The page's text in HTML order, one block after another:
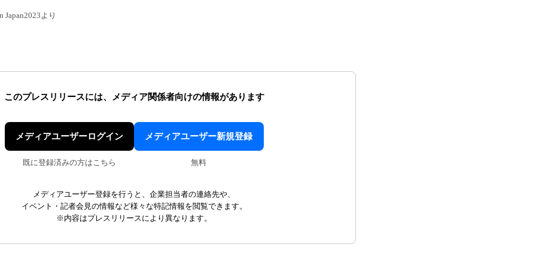
Japan2023より
このプレスリリースには、 メディア関係者向けの情報があります
メディアユーザーログイン
既に登録済みの方はこちら
メディアユーザー新規登録
無料
メディアユーザー登録を行うと、企業担当者の連絡先や、
イベント・記者会見の情報など様々な特記情報を閲覧できます。
※内容はプレスリリースにより異なります。